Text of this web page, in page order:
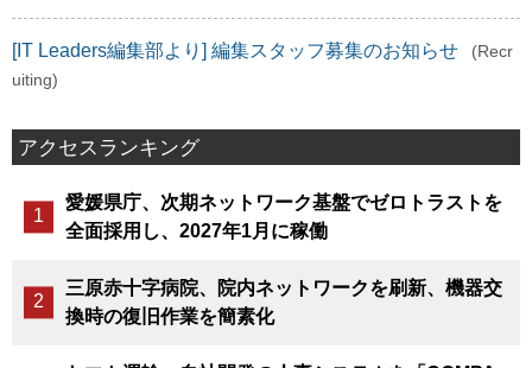
[IT Leaders編集部より] 編集スタッフ募集のお知らせ
(Recr
uiting)
アクセスランキング
愛媛県庁、次期ネットワーク基盤でゼロトラストを
全面採用し、2027年1月に稼働
三原赤十字病院、院内ネットワークを刷新、機器交
換時の復旧作業を簡素化